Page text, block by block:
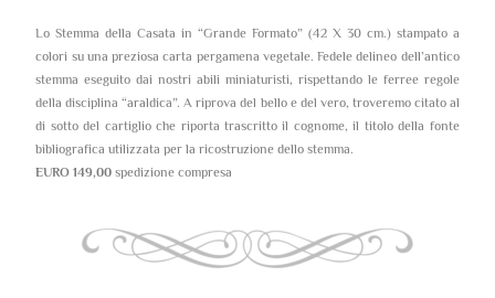
Lo Stemma della Casata in “Grande Formato” (42 X 30 cm.) stampato a
colori su una preziosa carta pergamena vegetale. Fedele delineo dell’antico
stemma eseguito dai nostri abili miniaturisti, rispettando le ferree regole
della disciplina “araldica”. A riprova del bello e del vero, troveremo citato al
di sotto del cartiglio che riporta trascritto il cognome, il titolo della fonte
bibliografica utilizzata per la ricostruzione dello stemma.
EURO 149,00 spedizione compresa